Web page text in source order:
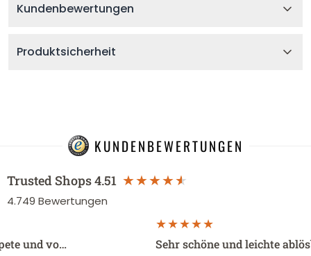
Kundenbewertungen
Produktsicherheit
KUNDENBEWERTUNGEN
Trusted Shops4.51
4.749 Bewertungen
und vo… Sehr schöne und leichte